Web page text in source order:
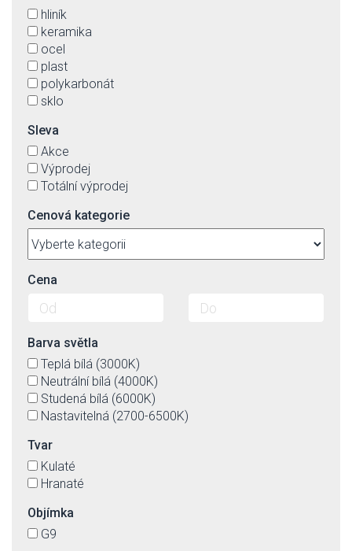
hliník
keramika
ocel
plast
polykarbonát
sklo
Sleva
Akce
Výprodej
Totální výprodej
Cenová kategorie
Cena
Barva světla
Teplá bílá (3000K)
Neutrální bílá (4000K)
Studená bílá (6000K)
Nastavitelná (2700-6500K)
Tvar
Kulaté
Hranaté
Objímka
G9